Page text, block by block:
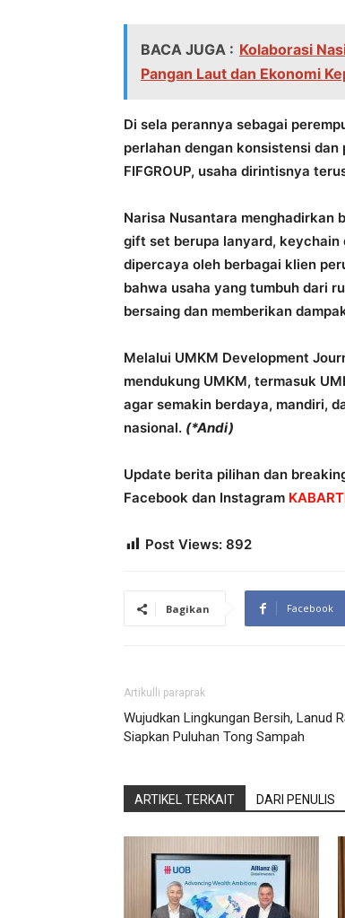
BACA JUGA : Kolaborasi
Pangan Laut dan Ekonomi
Di sela perannya sebagai
perlahan dengan konsistensi
FIFGROUP, usaha dirintisnya
Narisa Nusantara menghadirkan
gift set berupa lanyard,
dipercaya oleh berbagai klien
bahwa usaha yang tumbuh dari
bersaing dan memberikan
Melalui UMKM Development
mendukung UMKM, termasuk
agar semakin berdaya, mandiri,
nasional. (*Andi)
Update berita pilihan dan
Facebook dan Instagram
Post Views: 892
Bagikan Facebook
Artikulli paraprak
Wujudkan Lingkungan Bersih, Lanud
Siapkan Puluhan Tong Sampah
ARTIKEL TERKAIT DARI PENULIS